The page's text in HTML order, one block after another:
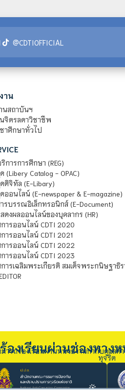
@CDTIOFFICIAL
าน
นสถาบันฯ
นจิตรลดาวิชาชีพ
าศึกษาทั่วไป
การการศึกษา (REG)
(Libery Catalog - OPAC)
ดิจิทัล (E-Libary)
ออนไลน์ (E-newspaper & E-magazine)
รบรรณอิเล็กทรอนิกส์ (E-Document)
ดงผลออนไลน์ของบุคลากร (HR)
ารออนไลน์ CDTI 2020
ารออนไลน์ CDTI 2021
ารออนไลน์ CDTI 2022
ารออนไลน์ CDTI 2023
ารเฉลิมพระเกียรติ สมเด็จพระกนิษฐาธิร
ร้องเรียนผ่านช่องทาง
มารถร้องเรียนผ่านหน่วยงานกำกับดูแลด้
ทุจริต